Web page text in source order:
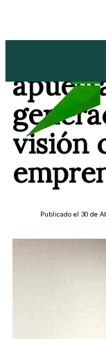
visión
Publicado el 30 de